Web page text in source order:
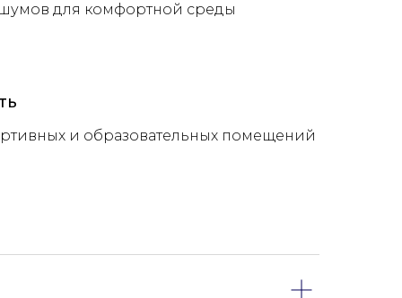
для комфортной среды
и образовательных помещений